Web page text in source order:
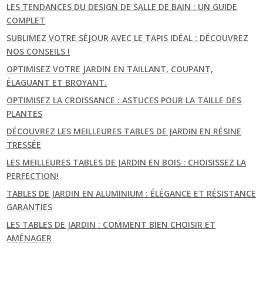
LES TENDANCES DU DESIGN DE SALLE DE BAIN : UN GUIDE
COMPLET
SUBLIMEZ VOTRE SÉJOUR AVEC LE TAPIS IDÉAL : DÉCOUVREZ
NOS CONSEILS !
OPTIMISEZ VOTRE JARDIN EN TAILLANT, COUPANT,
ÉLAGUANT ET BROYANT.
OPTIMISEZ LA CROISSANCE : ASTUCES POUR LA TAILLE DES
PLANTES
DÉCOUVREZ LES MEILLEURES TABLES DE JARDIN EN RÉSINE
TRESSÉE
LES MEILLEURES TABLES DE JARDIN EN BOIS : CHOISISSEZ LA
PERFECTION!
TABLES DE JARDIN EN ALUMINIUM : ÉLÉGANCE ET RÉSISTANCE
GARANTIES
LES TABLES DE JARDIN : COMMENT BIEN CHOISIR ET
AMÉNAGER